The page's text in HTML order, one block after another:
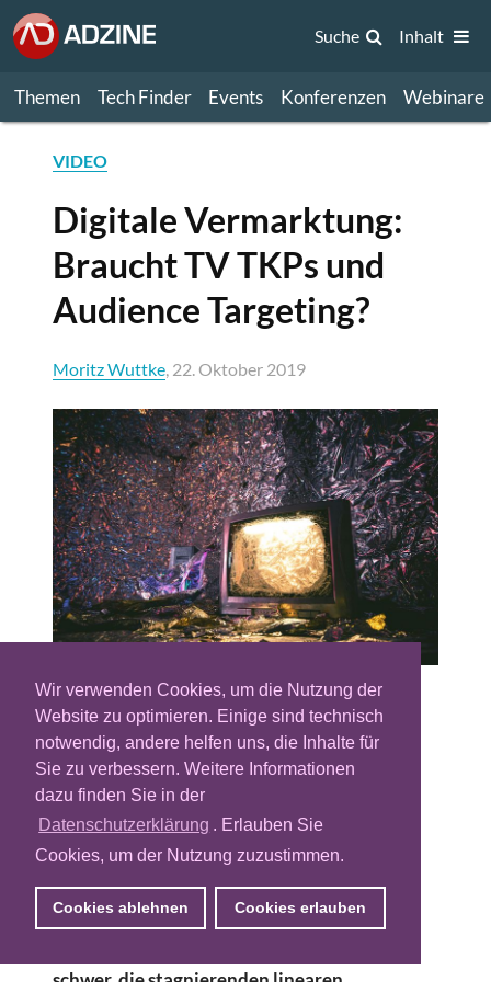
Wir verwenden Cookies, um die Nutzung der
Website zu optimieren. Einige sind technisch
notwendig, andere helfen uns, die Inhalte für
Sie zu verbessern. Weitere Informationen
dazu finden Sie in der
Datenschutzerklärung . Erlauben Sie
Cookies, um der Nutzung zuzustimmen.
Cookies ablehnen Cookies erlauben
Themen Tech Finder Events Konferenzen Webinare
Suche Inhalt
VIDEO
Digitale Vermarktung:
Braucht TV TKPs und
Audience Targeting?
Moritz Wuttke, 22. Oktober 2019
Die Sehgewohnheiten von TV-Zuschauern
verlagern sich in bestimmten Altersgruppen
immer mehr von linearem Fernsehen hin zu
jederzeit und von überall abrufbaren,
gestreamten Videos. Deshalb sind
Werbetreibende dazu gezwungen, ihr TV-
Budget ständig zu hinterfragen und
hinsichtlich einer optimalen Reichweite und
Zielgruppenabdeckung neu zu verteilen.